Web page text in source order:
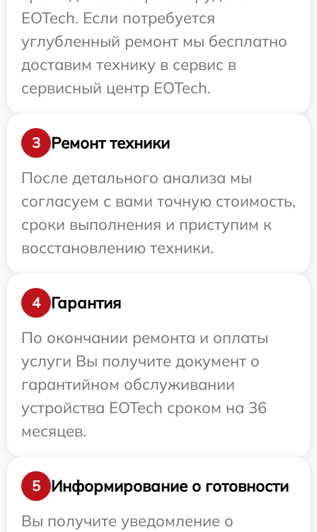
EOTech. Если потребуется
углубленный ремонт мы бесплатно
доставим технику в сервис в
сервисный центр EOTech.
3
Ремонт техники
После детального анализа мы
согласуем с вами точную стоимость,
сроки выполнения и приступим к
восстановлению техники.
4
Гарантия
По окончании ремонта и оплаты
услуги Вы получите документ о
гарантийном обслуживании
устройства EOTech сроком на 36
месяцев.
5
Информирование о готовности
Вы получите уведомление о